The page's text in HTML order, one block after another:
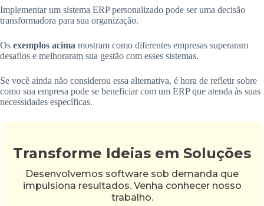
Implementar um sistema ERP personalizado pode ser uma decisão
transformadora para sua organização.
Os exemplos acima mostram como diferentes empresas superaram
desafios e melhoraram sua gestão com esses sistemas.
Se você ainda não considerou essa alternativa, é hora de refletir sobre
como sua empresa pode se beneficiar com um ERP que atenda às suas
necessidades específicas.
Transforme Ideias em Soluções
Desenvolvemos software sob demanda que
impulsiona resultados. Venha conhecer nosso
trabalho.